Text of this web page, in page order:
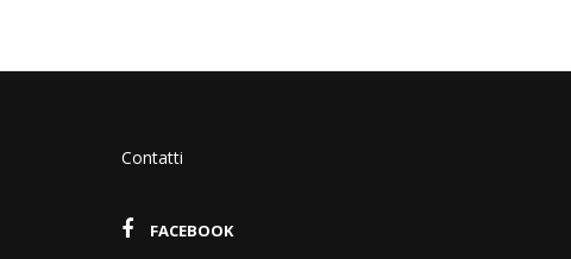
Contatti
FACEBOOK